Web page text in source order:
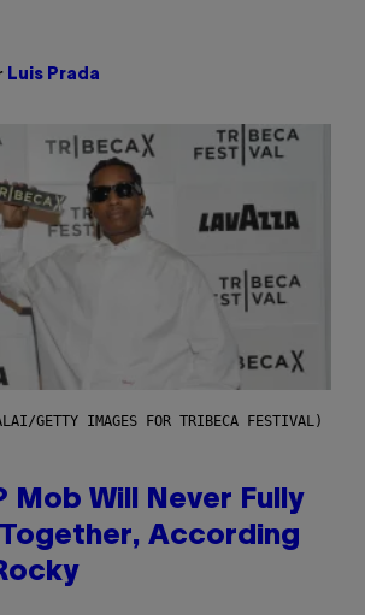
Luis Prada
GETTY IMAGES FOR TRIBECA FESTIVAL)
Mob Will Never Fully
According